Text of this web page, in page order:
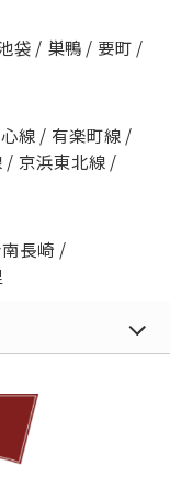
袋 / 巣鴨 / 要町 /
線 / 有楽町線 /
/ 京浜東北線 /
長崎 /